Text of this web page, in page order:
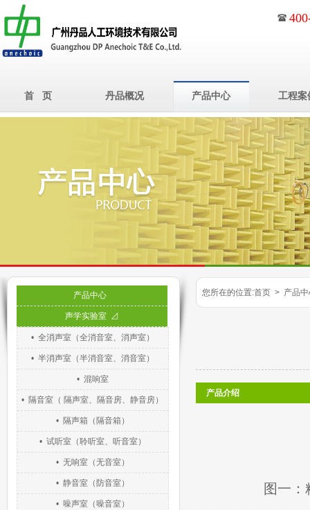
首 页 丹品概况 产品中心 工程案
产品中心
声学实验室 ⊿
• 全消声室（全消音室、消声室）
• 半消声室（半消音室、消音室）
• 混响室
• 隔音室（ 隔声室、隔音房、静音房）
• 隔声箱（隔音箱）
• 试听室（聆听室、听音室）
• 无响室（无音室）
• 静音室（防音室）
• 噪声室（噪音室）
您所在的位置:首页 > 产品中
产品介绍
图一